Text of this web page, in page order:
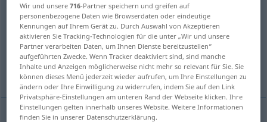
dark, somber, black, sombre, gloomy, sad,
dismal
Weitere Übersetzungen...
Wir und unsere716-Partner speichern und greifen auf
personenbezogene Daten wie Browserdaten oder eindeutige
Kennungen auf Ihrem Gerät zu. Durch Auswahl von Akzeptieren
aktivieren Sie Tracking-Technologien für die unter „Wir und unsere
Partner verarbeiten Daten, um Ihnen Dienste bereitzustellen“
aufgeführten Zwecke. Wenn Tracker deaktiviert sind, sind manche
Inhalte und Anzeigen möglicherweise nicht mehr so relevant für Sie. Sie
können dieses Menü jederzeit wieder aufrufen, um Ihre Einstellungen zu
ändern oder Ihre Einwilligung zu widerrufen, indem Sie auf den Link
Privatsphäre-Einstellungen am unteren Rand der Webseite klicken. Ihre
Einstellungen gelten innerhalb unseres Website. Weitere Informationen
finden Sie in unserer Datenschutzerklärung.